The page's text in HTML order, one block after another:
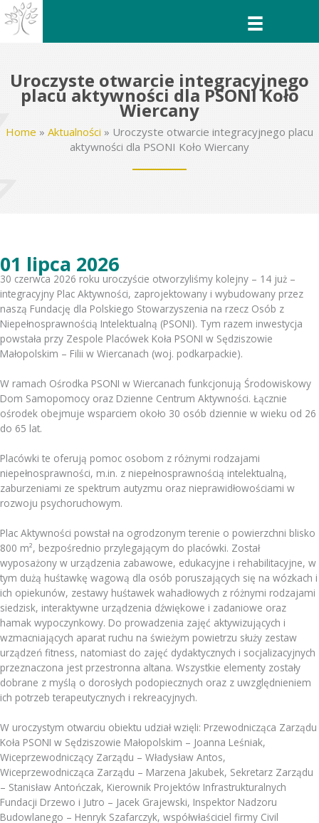
Przejdź
do
treści
Uroczyste otwarcie integracyjnego
placu aktywności dla PSONI Koło
Wiercany
Home » Aktualności » Uroczyste otwarcie integracyjnego placu
aktywności dla PSONI Koło Wiercany
01 lipca 2026
30 czerwca 2026 roku uroczyście otworzyliśmy kolejny – 14 już –
integracyjny Plac Aktywności, zaprojektowany i wybudowany przez
naszą Fundację dla Polskiego Stowarzyszenia na rzecz Osób z
Niepełnosprawnością Intelektualną (PSONI). Tym razem inwestycja
powstała przy Zespole Placówek Koła PSONI w Sędziszowie
Małopolskim – Filii w Wiercanach (woj. podkarpackie).
W ramach Ośrodka PSONI w Wiercanach funkcjonują Środowiskowy
Dom Samopomocy oraz Dzienne Centrum Aktywności. Łącznie
ośrodek obejmuje wsparciem około 30 osób dziennie w wieku od 26
do 65 lat.
Placówki te oferują pomoc osobom z różnymi rodzajami
niepełnosprawności, m.in. z niepełnosprawnością intelektualną,
zaburzeniami ze spektrum autyzmu oraz nieprawidłowościami w
rozwoju psychoruchowym.
Plac Aktywności powstał na ogrodzonym terenie o powierzchni blisko
800 m², bezpośrednio przylegającym do placówki. Został
wyposażony w urządzenia zabawowe, edukacyjne i rehabilitacyjne, w
tym dużą huśtawkę wagową dla osób poruszających się na wózkach i
ich opiekunów, zestawy huśtawek wahadłowych z różnymi rodzajami
siedzisk, interaktywne urządzenia dźwiękowe i zadaniowe oraz
hamak wypoczynkowy. Do prowadzenia zajęć aktywizujących i
wzmacniających aparat ruchu na świeżym powietrzu służy zestaw
urządzeń fitness, natomiast do zajęć dydaktycznych i socjalizacyjnych
przeznaczona jest przestronna altana. Wszystkie elementy zostały
dobrane z myślą o dorosłych podopiecznych oraz z uwzględnieniem
ich potrzeb terapeutycznych i rekreacyjnych.
W uroczystym otwarciu obiektu udział wzięli: Przewodnicząca Zarządu
Koła PSONI w Sędziszowie Małopolskim – Joanna Leśniak,
Wiceprzewodniczący Zarządu – Władysław Antos,
Wiceprzewodnicząca Zarządu – Marzena Jakubek, Sekretarz Zarządu
– Stanisław Antończak, Kierownik Projektów Infrastrukturalnych
Fundacji Drzewo i Jutro – Jacek Grajewski, Inspektor Nadzoru
Budowlanego – Henryk Szafarczyk, współwłaściciel firmy Civil